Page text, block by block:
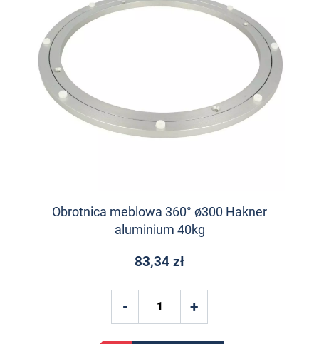
Obrotnica meblowa 360° ø300 Hakner
aluminium 40kg
83,34 zł